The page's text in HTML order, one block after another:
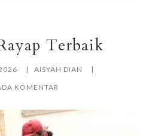
Terbaik
AISYAH DIAN
KOMENTAR